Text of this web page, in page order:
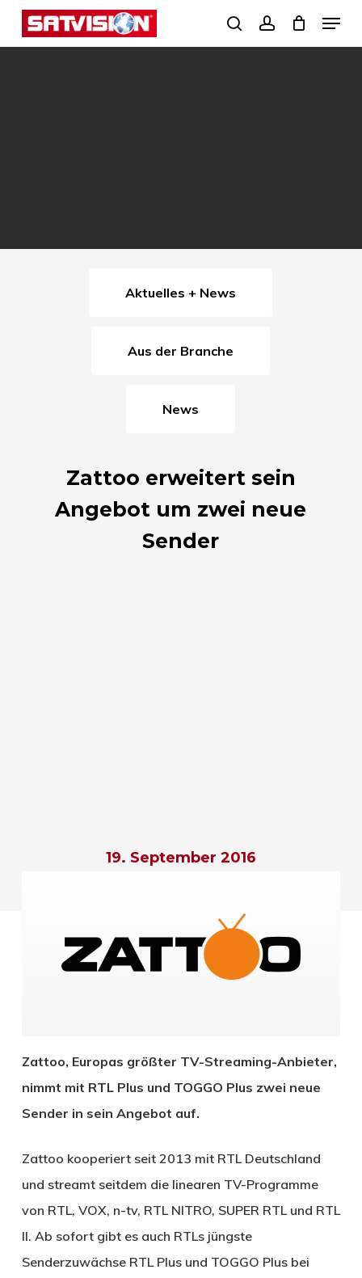
Skip
search
Menu
Aktuelles + News
Aus der Branche
News
Zattoo erweitert sein
Angebot um zwei neue
Sender
19. September 2016
Zattoo, Europas größter TV-Streaming-Anbieter,
nimmt mit RTL Plus und TOGGO Plus zwei neue
Sender in sein Angebot auf.
Zattoo kooperiert seit 2013 mit RTL Deutschland
und streamt seitdem die linearen TV-Programme
von RTL, VOX, n-tv, RTL NITRO, SUPER RTL und RTL
II. Ab sofort gibt es auch RTLs jüngste
Senderzuwächse RTL Plus und TOGGO Plus bei